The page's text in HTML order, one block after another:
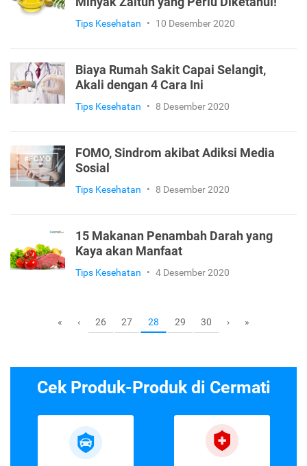
Tips Kesehatan • 10 Desember 2020
Biaya Rumah Sakit Capai Selangit,
Akali dengan 4 Cara Ini
Tips Kesehatan • 8 Desember 2020
FOMO, Sindrom akibat Adiksi Media
Sosial
Tips Kesehatan • 8 Desember 2020
15 Makanan Penambah Darah yang
Kaya akan Manfaat
Tips Kesehatan • 4 Desember 2020
« ‹ 26 27 28 29 30 › »
Cek Produk-Produk di Cermati